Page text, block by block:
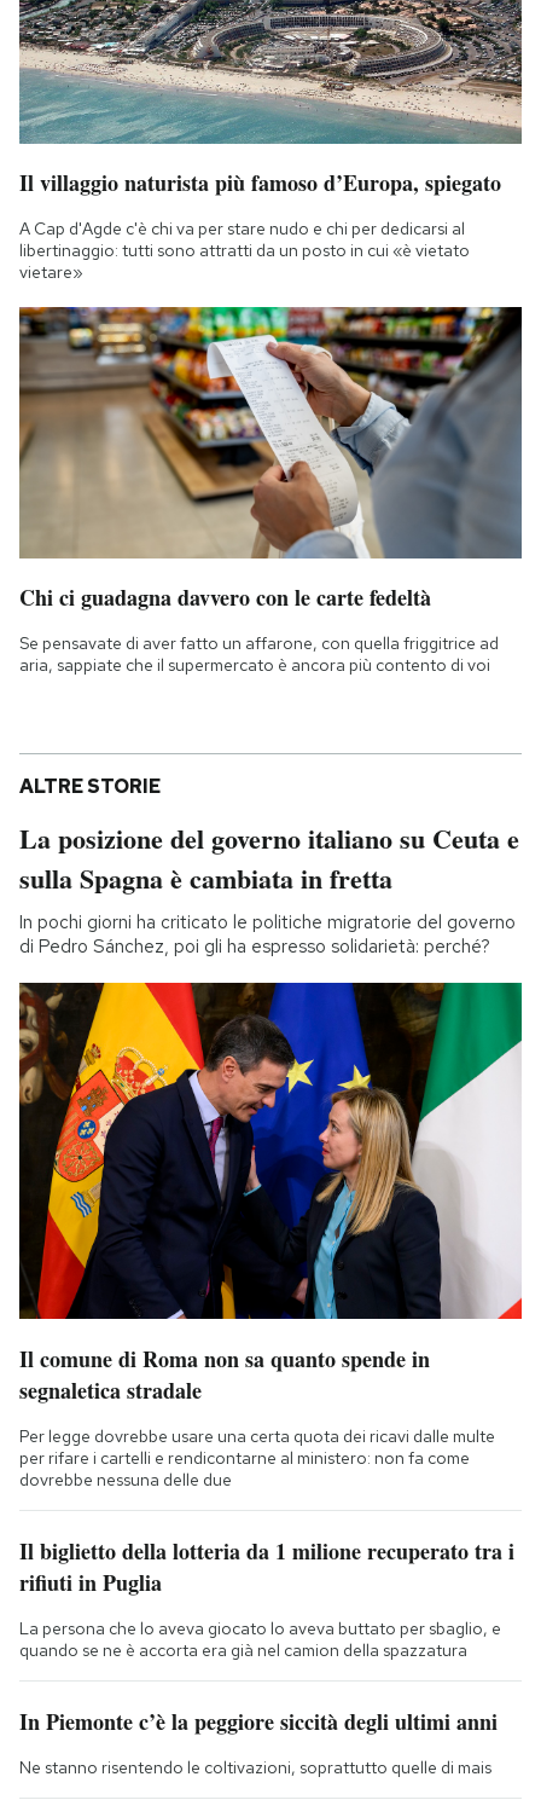
Il villaggio naturista più famoso d’Europa, spiegato
A Cap d'Agde c'è chi va per stare nudo e chi per dedicarsi al
libertinaggio: tutti sono attratti da un posto in cui «è vietato
vietare»
Chi ci guadagna davvero con le carte fedeltà
Se pensavate di aver fatto un affarone, con quella friggitrice ad
aria, sappiate che il supermercato è ancora più contento di voi
ALTRE STORIE
La posizione del governo italiano su Ceuta e
sulla Spagna è cambiata in fretta
In pochi giorni ha criticato le politiche migratorie del governo
di Pedro Sánchez, poi gli ha espresso solidarietà: perché?
Il comune di Roma non sa quanto spende in
segnaletica stradale
Per legge dovrebbe usare una certa quota dei ricavi dalle multe
per rifare i cartelli e rendicontarne al ministero: non fa come
dovrebbe nessuna delle due
Il biglietto della lotteria da 1 milione recuperato tra i
rifiuti in Puglia
La persona che lo aveva giocato lo aveva buttato per sbaglio, e
quando se ne è accorta era già nel camion della spazzatura
In Piemonte c’è la peggiore siccità degli ultimi anni
Ne stanno risentendo le coltivazioni, soprattutto quelle di mais